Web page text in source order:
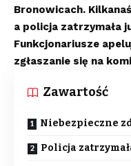
Bronowicach.
a policja zatrzymała
Funkcjonariusze
zgłaszanie się na
Zawartość
Niebezpieczne
Policja